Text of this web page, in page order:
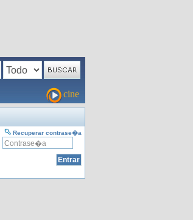
cine
Recuperar contrase�a